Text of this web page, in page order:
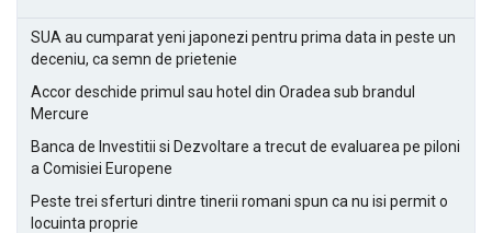
SUA au cumparat yeni japonezi pentru prima data in peste un
deceniu, ca semn de prietenie
Accor deschide primul sau hotel din Oradea sub brandul
Mercure
Banca de Investitii si Dezvoltare a trecut de evaluarea pe piloni
a Comisiei Europene
Peste trei sferturi dintre tinerii romani spun ca nu isi permit o
locuinta proprie